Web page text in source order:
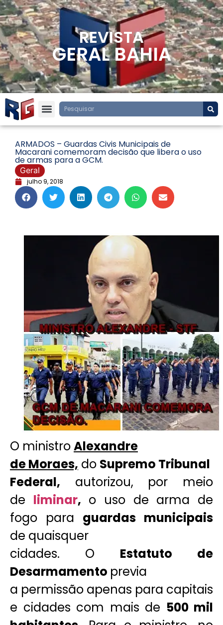
REVISTA
GERAL BAHIA
ARMADOS – Guardas Civis Municipais de
Macarani comemoram decisão que libera o uso
de armas para a GCM.
Geral
julho 9, 2018
O ministroAlexandre
de Moraes, do Supremo Tribunal
Federal, autorizou, por meio
de liminar, o uso de arma de
fogo para guardas municipais
de quaisquer
cidades. O Estatuto de
Desarmamento previa
a permissão apenas para capitais
e cidades com mais de 500 mil